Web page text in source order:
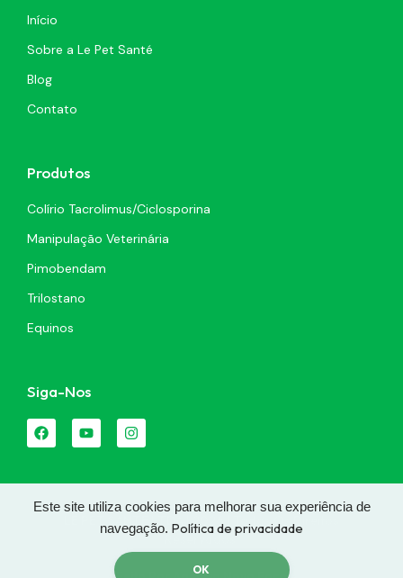
Este site utiliza cookies para melhorar sua experiência de
navegação. Política de privacidade
OK
Início
Sobre a Le Pet Santé
Blog
Contato
Produtos
Colírio Tacrolimus/Ciclosporina
Manipulação Veterinária
Pimobendam
Trilostano
Equinos
Siga-Nos
LE PET SANTÉ LTDA | 2026 | Todos Os Direitos
Reservados.